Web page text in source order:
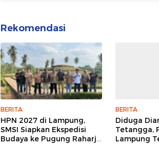
Rekomendasi
BERITA
HPN 2027 di Lampung,
SMSI Siapkan Ekspedisi
Budaya ke Pugung Raharjo
BERITA
Diduga
Tetangga,
Lampung